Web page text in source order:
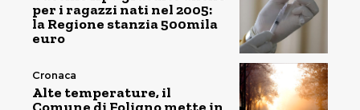
per i ragazzi nati nel 2005:
la Regione stanzia 500mila
euro
Cronaca
Alte temperature, il